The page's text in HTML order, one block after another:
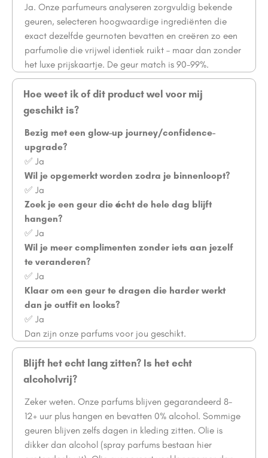
Ja. Onze parfumeurs analyseren zorgvuldig bekende
geuren, selecteren hoogwaardige ingrediënten die
exact dezelfde geurnoten bevatten en creëren zo een
parfumolie die vrijwel identiek ruikt – maar dan zonder
het luxe prijskaartje. De geur match is 90-99%.
Hoe weet ik of dit product wel voor mij
geschikt is?
Bezig met een glow-up journey/confidence-
upgrade?
✅ Ja
Wil je opgemerkt worden zodra je binnenloopt?
✅ Ja
Zoek je een geur die écht de hele dag blijft
hangen?
✅ Ja
Wil je meer complimenten zonder iets aan jezelf
te veranderen?
✅ Ja
Klaar om een geur te dragen die harder werkt
dan je outfit en looks?
✅ Ja
Dan zijn onze parfums voor jou geschikt.
Blijft het echt lang zitten? Is het echt
alcoholvrij?
Zeker weten. Onze parfums blijven gegarandeerd 8-
12+ uur plus hangen en bevatten 0% alcohol. Sommige
geuren blijven zelfs dagen in kleding zitten. Olie is
dikker dan alcohol (spray parfums bestaan hier